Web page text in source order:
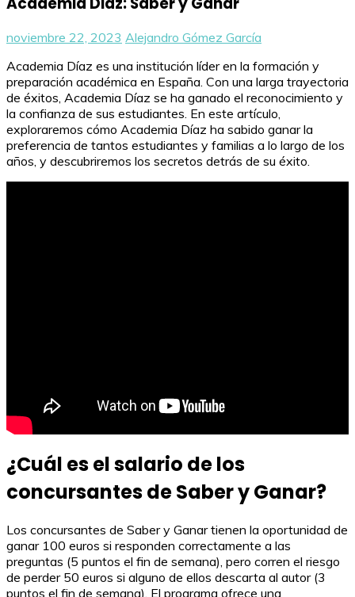
noviembre 22, 2023 Alejandro Gómez García
Academia Díaz es una institución líder en la formación y
preparación académica en España. Con una larga trayectoria
de éxitos, Academia Díaz se ha ganado el reconocimiento y
la confianza de sus estudiantes. En este artículo,
exploraremos cómo Academia Díaz ha sabido ganar la
preferencia de tantos estudiantes y familias a lo largo de los
años, y descubriremos los secretos detrás de su éxito.
¿Cuál es el salario de los
concursantes de Saber y Ganar?
Los concursantes de Saber y Ganar tienen la oportunidad de
ganar 100 euros si responden correctamente a las
preguntas (5 puntos el fin de semana), pero corren el riesgo
de perder 50 euros si alguno de ellos descarta al autor (3
puntos el fin de semana). El programa ofrece una